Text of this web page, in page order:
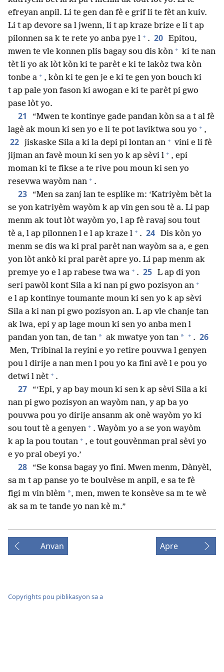
efreyan anpil. Li te gen dan fè e grif li te fèt an kuiv.
Li t ap devore sa l jwenn, li t ap kraze brize e li t ap
pilonnen sa k te rete yo anba pye l + . 20 Epitou,
mwen te vle konnen plis bagay sou dis kòn + ki te nan
tèt li yo ak lòt kòn ki te parèt e ki te lakòz twa kòn
tonbe a + , kòn ki te gen je e ki te gen yon bouch ki
t ap pale yon fason ki awogan e ki te parèt pi gwo
pase lòt yo.
21
“Mwen te kontinye gade pandan kòn sa a t al fè
lagè ak moun ki sen yo e li te pot laviktwa sou yo + ,
22 jiskaske Sila a ki la depi pi lontan an + vini e li fè
jijman an favè moun ki sen yo k ap sèvi l + , epi
moman ki te fikse a te rive pou moun ki sen yo
resevwa wayòm nan + .
23
“Men sa zanj lan te esplike m: ‘Katriyèm bèt la
se yon katriyèm wayòm k ap vin gen sou tè a. Li pap
menm ak tout lòt wayòm yo, l ap fè ravaj sou tout
tè a, l ap pilonnen l e l ap kraze l + . 24 Dis kòn yo
menm se dis wa ki pral parèt nan wayòm sa a, e gen
yon lòt ankò ki pral parèt apre yo. Li pap menm ak
premye yo e l ap rabese twa wa + . 25 L ap di yon
seri pawòl kont Sila a ki nan pi gwo pozisyon an +
e l ap kontinye toumante moun ki sen yo k ap sèvi
Sila a ki nan pi gwo pozisyon an. L ap vle chanje tan
ak lwa, epi y ap lage moun ki sen yo anba men l
pandan yon tan, de tan * ak mwatye yon tan * + . 26
Men, Tribinal la reyini e yo retire pouvwa l genyen
pou l dirije a nan men l pou yo ka fini avè l e pou yo
detwi l nèt + .
27
“‘Epi, y ap bay moun ki sen k ap sèvi Sila a ki
nan pi gwo pozisyon an wayòm nan, y ap ba yo
pouvwa pou yo dirije ansanm ak onè wayòm yo ki
sou tout tè a genyen + . Wayòm yo a se yon wayòm
k ap la pou toutan + , e tout gouvènman pral sèvi yo
e yo pral obeyi yo.’
28
“Se konsa bagay yo fini. Mwen menm, Dànyèl,
sa m t ap panse yo te boulvèse m anpil, e sa te fè
figi m vin blèm *, men, mwen te konsève sa m te wè
ak sa m te tande yo nan kè m.”
Anvan Apre
Copyrights pou piblikasyon sa a